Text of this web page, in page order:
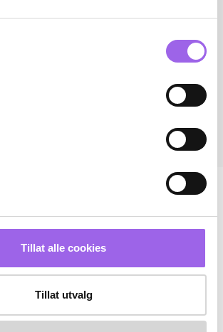
Tillat alle cookies
Tillat utvalg